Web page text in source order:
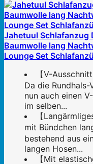
Jahetuul Schlafanzug
Baumwolle lang
Lounge Set
【V-
Da die
nun auch einen
im selben...
【
mit Bündchen
bestehend aus
langen Hosen...
【Mit